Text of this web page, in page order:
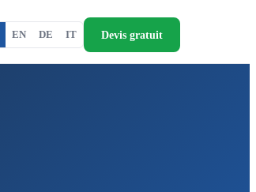
EN DE IT Devis gratuit